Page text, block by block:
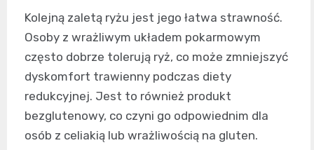
Kolejną zaletą ryżu jest jego łatwa strawność.
Osoby z wrażliwym układem pokarmowym
często dobrze tolerują ryż, co może zmniejszyć
dyskomfort trawienny podczas diety
redukcyjnej. Jest to również produkt
bezglutenowy, co czyni go odpowiednim dla
osób z celiakią lub wrażliwością na gluten.